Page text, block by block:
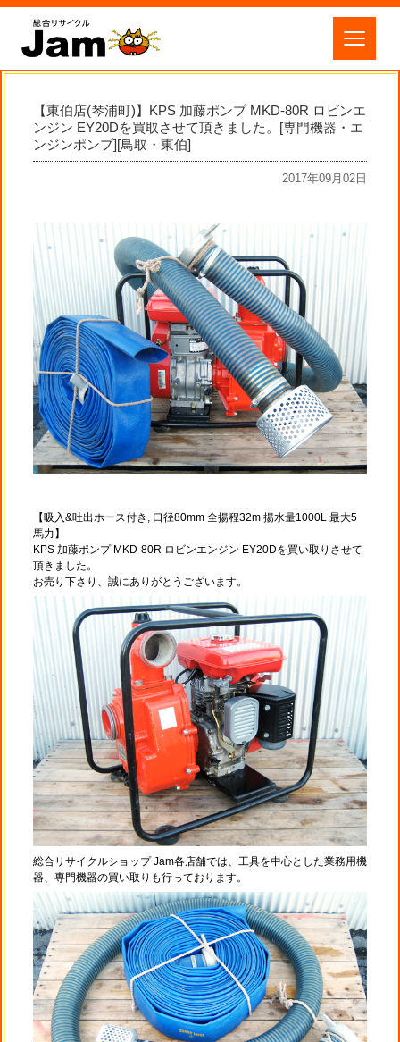
【東伯店(琴浦町)】KPS 加藤ポンプ MKD-80R ロビンエ
ンジン EY20Dを買取させて頂きました。[専門機器・エ
ンジンポンプ][鳥取・東伯]
2017年09月02日
【吸入&吐出ホース付き, 口径80mm 全揚程32m 揚水量1000L 最大5
馬力】
KPS 加藤ポンプ MKD-80R ロビンエンジン EY20Dを買い取りさせて
頂きました。
お売り下さり、誠にありがとうございます。
総合リサイクルショップ Jam各店舗では、工具を中心とした業務用機
器、専門機器の買い取りも行っております。